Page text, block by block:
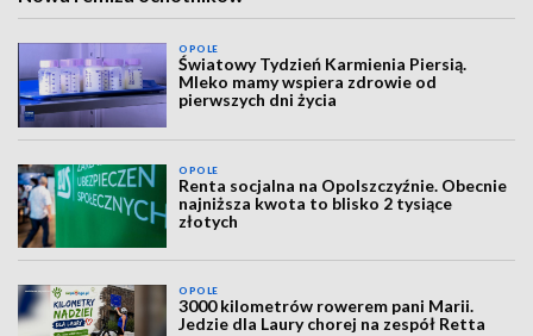
OPOLE
Światowy Tydzień Karmienia Piersią.
Mleko mamy wspiera zdrowie od
pierwszych dni życia
OPOLE
Renta socjalna na Opolszczyźnie. Obecnie
najniższa kwota to blisko 2 tysiące
złotych
OPOLE
3000 kilometrów rowerem pani Marii.
Jedzie dla Laury chorej na zespół Retta